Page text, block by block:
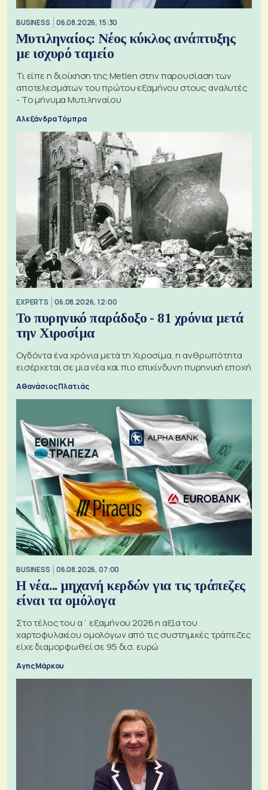
BUSINESS 06.08.2026, 15:30
Μυτιληναίος: Νέος κύκλος ανάπτυξης
με ισχυρό ταμείο
Τι είπε η διοίκηση της Metlen στην παρουσίαση των
αποτελεσμάτων του πρώτου εξαμήνου στους αναλυτές
- Το μήνυμα Μυτιληναίου
Αλεξάνδρα Τόμπρα
EXPERTS 06.08.2026, 12:00
Το πυρηνικό παράδοξο - 81 χρόνια μετά
την Χιροσίμα
Ογδόντα ένα χρόνια μετά τη Χιροσίμα, η ανθρωπότητα
εισέρχεται σε μια νέα και πιο επικίνδυνη πυρηνική εποχή
Αθανάσιος Πλατιάς
BUSINESS 06.08.2026, 07:00
Η νέα... μηχανή κερδών για τις τράπεζες
είναι τα ομόλογα
Στο τέλος του α΄ εξαμήνου 2026 η αξία του
χαρτοφυλακίου ομολόγων από τις συστημικές τράπεζες
είχε διαμορφωθεί σε 95 δισ. ευρώ
Αγης Μάρκου